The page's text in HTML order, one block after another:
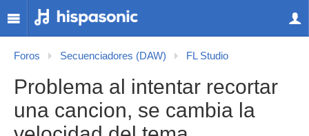
Foros Secuenciadores (DAW) FL Studio
Problema al intentar recortar
una cancion, se cambia la